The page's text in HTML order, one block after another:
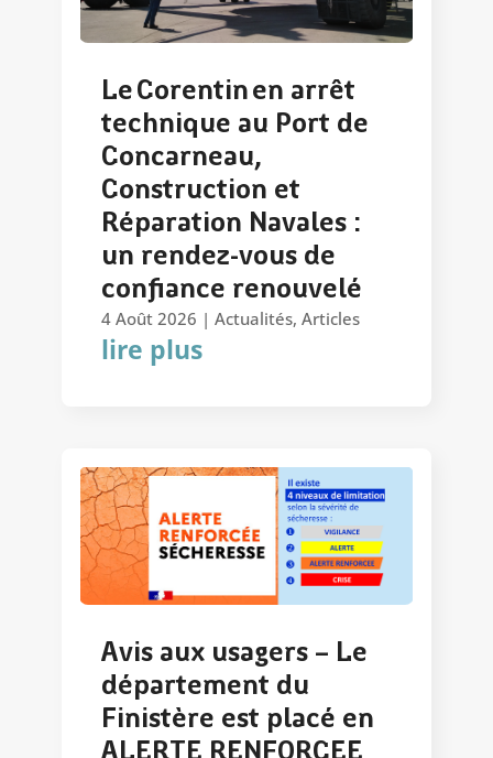
Le Corentin en arrêt
technique au Port de
Concarneau,
Construction et
Réparation Navales :
un rendez-vous de
confiance renouvelé
4 Août 2026 | Actualités, Articles
lire plus
Avis aux usagers – Le
département du
Finistère est placé en